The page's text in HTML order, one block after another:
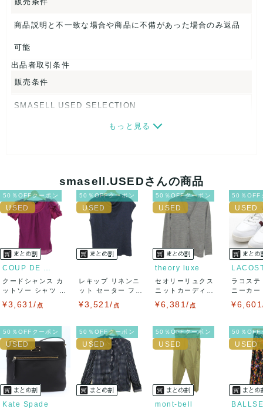
商品説明と不一致な場合や商品に不備があった場合のみ返品
可能
出品者取引条件
販売条件
SMASELL USED SELECTION
画像ダウンロードなので、転売にも最適♪
ネコポスの場合は日時指定ができませんので、ご了承下さい
ませ。
USED品に関しましては、見る方によって状態の価値観が異な
りますので、トラブルを避けるため、神経質な方や完璧な商
品を求められる方は御購入をお控えください。
また商品には細心の注意をはらっておりますが、何かござい
ましたら、レビュー記載前に必ずコメント欄よりご連絡お願
い致します。対応できることがあれば、誠意をもって対応致
また並行輸入品もございますので、真贋方法などお答えでき
もっと見る
smasell.USEDさんの商品
50％OFFクーポン
COUP DE CHANCE
クードシャンス カ
ットソー シャツ 半
¥3,631/ 点
50％OFFクーポン
レキップ リネンニ
ット セーター フレ
¥3,521/ 点
50％OFFクーポン
theory luxe
セオリーリュクス
ニットカーディガ
¥6,381/ 点
50％OFF
ラコステ
ニーカ
50％OFFクーポン
Kate Spade
50％OFFクーポン 50％OFFクーポン
mont-bell
50％OFF